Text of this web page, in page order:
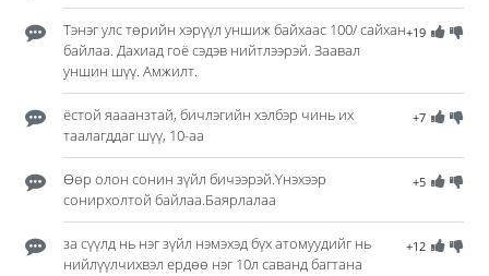
+19
Тэнэг улс төрийн хэрүүл уншиж байхаас 100/ сайхан
байлаа. Дахиад гоё сэдэв нийтлээрэй. Заавал
уншин шүү. Амжилт.
+7
ёстой яааанзтай, бичлэгийн хэлбэр чинь их
таалагддаг шүү, 10-аа
+5
Өөр олон сонин зүйл бичээрэй.Үнэхээр
сонирхолтой байлаа.Баярлалаа
+12
за сүүлд нь нэг зүйл нэмэхэд бүх атомуудийг нь
нийлүүлчихвэл ердөө нэг 10л саванд багтана